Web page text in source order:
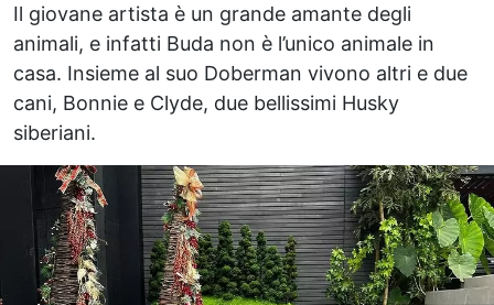
Il giovane artista è un grande amante degli
animali, e infatti Buda non è l’unico animale in
casa. Insieme al suo Doberman vivono altri e due
cani, Bonnie e Clyde, due bellissimi Husky
siberiani.